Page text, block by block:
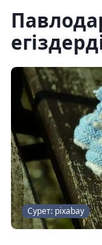
Сурет: pixabay